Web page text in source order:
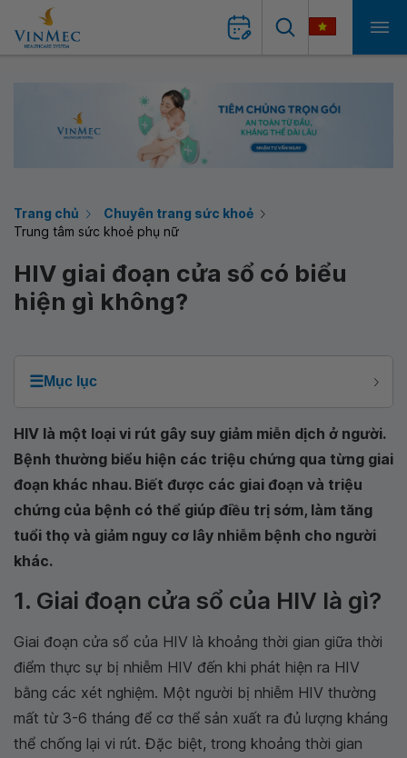
Trang chủ
Chuyên trang sức khoẻ
Trung tâm sức khoẻ phụ nữ
HIV giai đoạn cửa sổ có biểu
hiện gì không?
☰Mục lục
HIV là một loại vi rút gây suy giảm miễn dịch ở người.
Bệnh thường biểu hiện các triệu chứng qua từng giai
đoạn khác nhau. Biết được các giai đoạn và triệu
chứng của bệnh có thể giúp điều trị sớm, làm tăng
tuổi thọ và giảm nguy cơ lây nhiễm bệnh cho người
khác.
1. Giai đoạn cửa sổ của HIV là gì?
Giai đoạn cửa sổ của HIV là khoảng thời gian giữa thời
điểm thực sự bị nhiễm HIV đến khi phát hiện ra HIV
bằng các xét nghiệm. Một người bị nhiễm HIV thường
mất từ 3-6 tháng để cơ thể sản xuất ra đủ lượng kháng
thể chống lại vi rút. Đặc biệt, trong khoảng thời gian